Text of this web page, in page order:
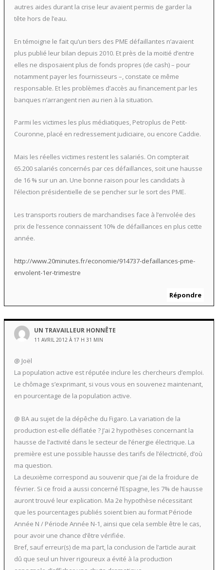
autres aides durant la crise leur avaient permis de garder la
tête hors de l’eau.
En témoigne le fait qu’un tiers des PME défaillantes n’avaient
plus publié leur bilan depuis 2010. Et près de la moitié d’entre
elles ne disposaient plus de fonds propres (de cash) – pour
notamment payer les fournisseurs –, constate ce même
responsable. Et les problèmes d’accès au financement par les
banques n’arrangent rien au rien à la situation.
Parmi les victimes les plus médiatiques, Petroplus de Petit-
Couronne, placé en redressement judiciaire, ou encore Caddie.
Mais les réelles victimes restent les salariés. On compterait
65.200 salariés concernés par ces défaillances, soit une hausse
de 16 % sur un an. Une bonne raison pour les candidats à
l’élection présidentielle de se pencher sur le sort des PME.
Les transports routiers de marchandises face à l’envolée des
prix de l’essence connaissent 10% de défaillances en plus cette
année.
http://www.20minutes.fr/economie/914737-defaillances-pme-
envolent-1er-trimestre
Répondre
UN TRAVAILLEUR HONNÊTE
11 AVRIL 2012 À 17 H 31 MIN
@ Joël
La population active est réputée inclure les chercheurs d’emploi.
Le chômage s’exprimant, si vous vous en souvenez maintenant,
en pourcentage de la population active.
@ BA au sujet de la dépêche du Figaro. La variation de la
production est-elle déflatée ? J’ai 2 hypothèses concernant la
hausse de l’activité dans le secteur de l’énergie électrique. La
première est une possible hausse des tarifs de l’électricité, d’où
ma question.
La deuxième correspond au souvenir que j’ai de la froidure de
février. Si ce froid a aussi concerné l’Espagne, les 7% de hausse
auront trouvé leur explication. Ma 2e hypothèse nécessitant
que les pourcentages publiés soient bien au format Période
Année N / Période Année N-1, ainsi que cela semble être le cas,
pour avoir une chance d’être vérifiée.
Bref, sauf erreur(s) de ma part, la conclusion de l’article aurait
dû que seul un hiver rigoureux a évité à la production